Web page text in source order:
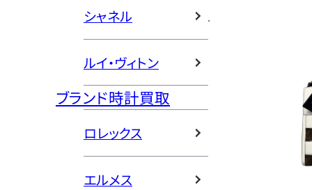
シャネル
ルイ・ヴィトン
ブランド時計買取
ロレックス
エルメス